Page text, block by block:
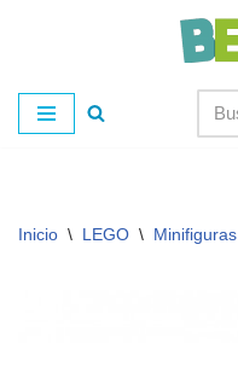
al
contenido
Inicio \ LEGO \ Minifiguras